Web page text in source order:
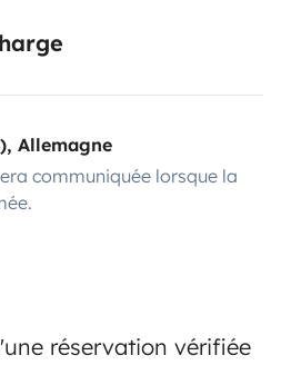
Allemagne
communiquée lorsque la
réservation vérifiée